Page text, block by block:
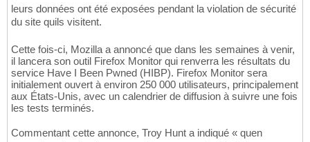
leurs données ont été exposées pendant la violation de sécurité
du site quils visitent.
Cette fois-ci, Mozilla a annoncé que dans les semaines à venir,
il lancera son outil Firefox Monitor qui renverra les résultats du
service Have I Been Pwned (HIBP). Firefox Monitor sera
initialement ouvert à environ 250 000 utilisateurs, principalement
aux États-Unis, avec un calendrier de diffusion à suivre une fois
les tests terminés.
Commentant cette annonce, Troy Hunt a indiqué « quen